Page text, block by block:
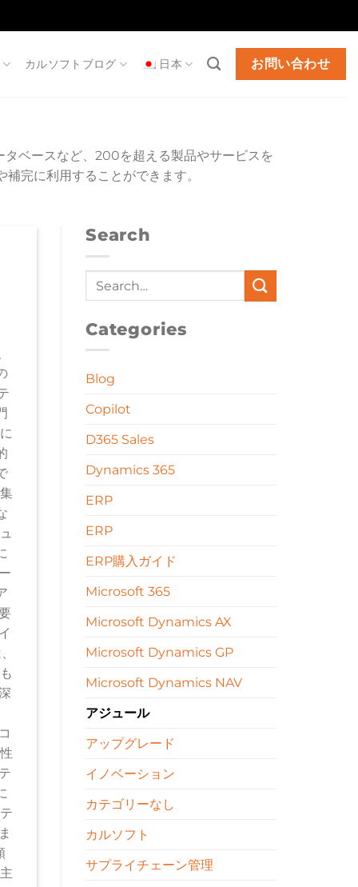
カルソフトブログ 日本 お問い合わせ
ベースなど、200を超える製品やサービスを
完に利用することができます。
Search
Categories
Blog
Copilot
D365 Sales
Dynamics 365
ERP
ERP
ERP購入ガイド
Microsoft 365
Microsoft Dynamics AX
Microsoft Dynamics GP
Microsoft Dynamics NAV
アジュール
アップグレード
イノベーション
カテゴリーなし
カルソフト
サプライチェーン管理